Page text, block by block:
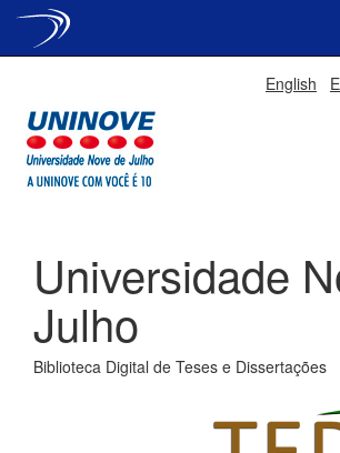
English
Universidade
Julho
Biblioteca Digital de Teses e Dissertações